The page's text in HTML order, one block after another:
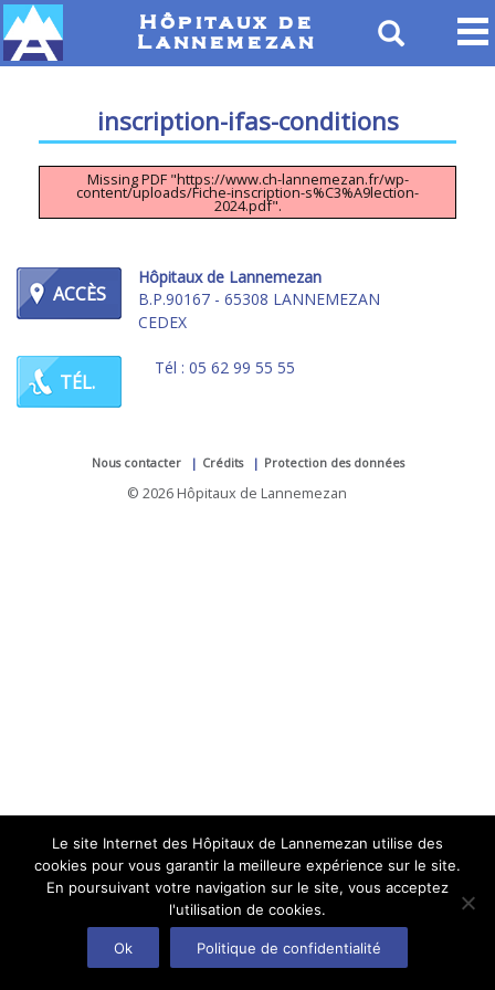
Hôpitaux de
Lannemezan
inscription-ifas-conditions
Missing PDF "https://www.ch-lannemezan.fr/wp-
content/uploads/Fiche-inscription-s%C3%A9lection-
2024.pdf".
ACCÈS
Hôpitaux de Lannemezan
B.P.90167 - 65308 LANNEMEZAN
CEDEX
TÉL.
Tél : 05 62 99 55 55
Nous contacter Crédits Protection des données
© 2026 Hôpitaux de Lannemezan
Le site Internet des Hôpitaux de Lannemezan utilise des
cookies pour vous garantir la meilleure expérience sur le site.
En poursuivant votre navigation sur le site, vous acceptez
l'utilisation de cookies.
Ok Politique de confidentialité